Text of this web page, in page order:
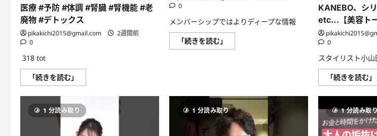
え
る
美
容
習
開！
つ
さ
ら
に
読
ん
な
の
倹
約
暮
ら
し
を
医療 #予防 #体調 #腎臓 #腎機能 #老
廃物 #デトックス
pikakichi2015@gmail.com
2週間前
0
318 tot
「続きを読む」
ォ
と
い
い
ね
お
0
メンバーシップではよりディープな情報
「続きを読む」
に
長
寿
体
質
の
サ
KANEBO、シ
etc…【美容トー
0
スタイリスト小
「続きを読む」
1 分読み取り 1 分読み取り 1 分読み取